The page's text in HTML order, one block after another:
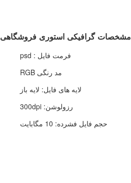
مشخصات گرافیکی استوری فروشگاهی
فرمت فایل : psd
مد رنگی RGB
لایه های فایل: لایه باز
رزولوشن: 300dpi
حجم فایل فشرده: 10 مگابایت